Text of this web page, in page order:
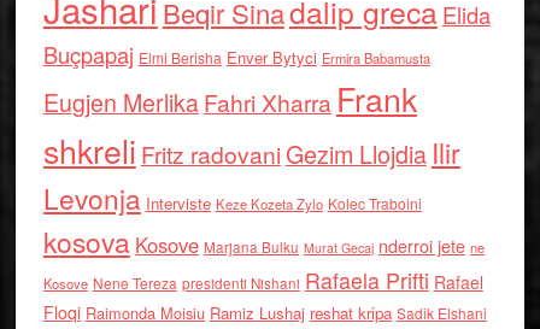
Beqir Sinadalip grecaElida
Buçpapaj Elmi Berisha Enver Bytyci Ermira Babamusta
Eugjen MerlikaFahri Xharra Frank
shkreli Fritz radovaniGezim Llojdia Ilir
Levonja Interviste Keze Kozeta Zylo Kolec Traboini
kosova Kosove Marjana Bulku Murat Gecaj nderroi jete ne
Kosove Nene Tereza presidenti Nishani Rafaela Prifti Rafael
Floqi Raimonda Moisiu Ramiz Lushaj reshat kripa Sadik Elshani